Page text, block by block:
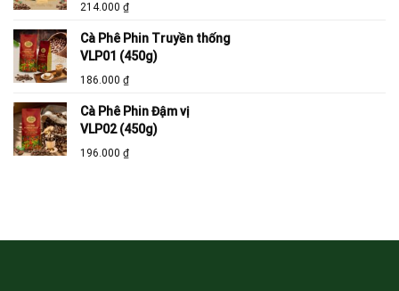
214.000 ₫
Cà Phê Phin Truyền thống
VLP01 (450g)
186.000 ₫
Cà Phê Phin Đậm vị
VLP02 (450g)
196.000 ₫